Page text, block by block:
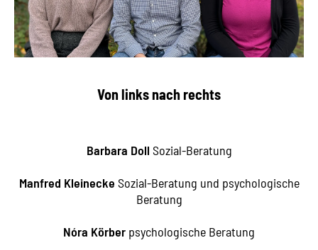
Von links nach rechts
Barbara Doll Sozial-Beratung
Manfred Kleinecke Sozial-Beratung und psychologische
Beratung
Nóra Körber psychologische Beratung